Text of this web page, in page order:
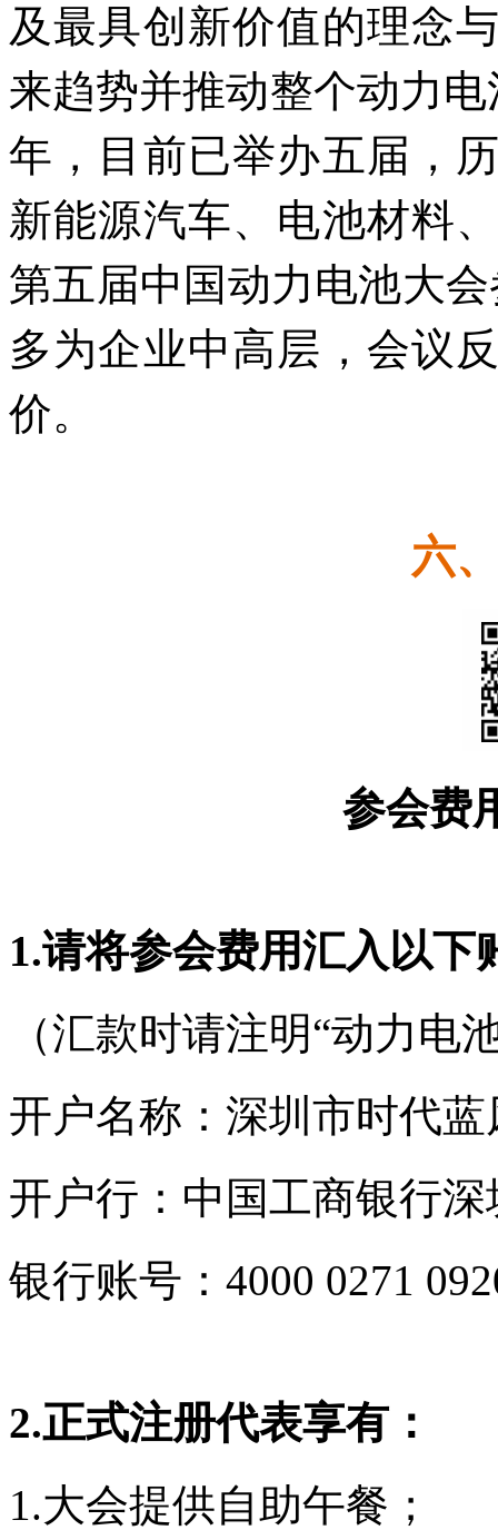
及最具创新价值的理念
来趋势并推动整个动力
年，目前已举办五届，
新能源汽车、电池材料
第五届中国动力电池大
多为企业中高层，会议
价。
六
参会费
1.请将参会费用汇入以下
（汇款时请注明“动力电
开户名称：深圳市时代
开户行：中国工商银行
银行账号：4000 0271
2.正式注册代表享有：
1.大会提供自助午餐；